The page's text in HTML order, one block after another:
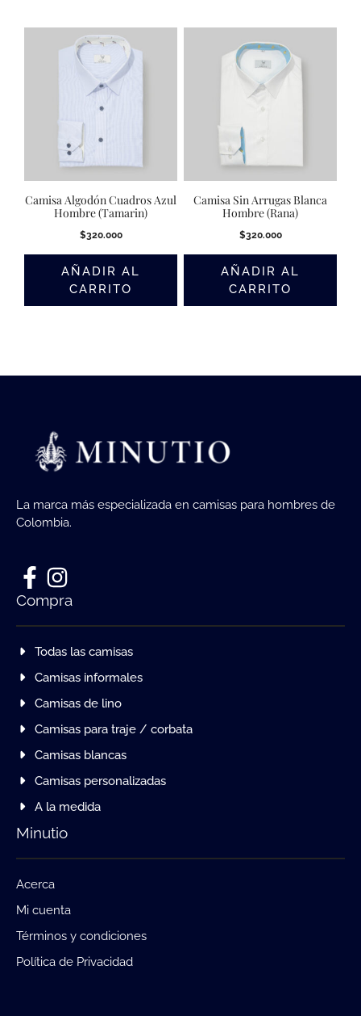
Camisa Algodón Cuadros Azul
Hombre (Tamarin)
$320.000
AÑADIR AL
CARRITO
Camisa Sin Arrugas Blanca
Hombre (Rana)
$320.000
AÑADIR AL
CARRITO
La marca más especializada en camisas para hombres de
Colombia.
Compra
Todas las camisas
Camisas informales
Camisas de lino
Camisas para traje / corbata
Camisas blancas
Camisas personalizadas
A la medida
Minutio
Acerca
Mi cuenta
Términos y condiciones
Política de Privacidad